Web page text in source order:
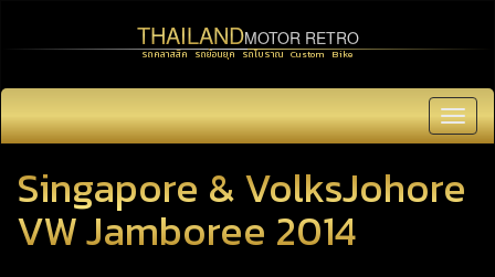
THAILANDMOTOR RETRO
รถคลาสสิค รถย้อนยุค รถโบราณ Custom Bike
Singapore & VolksJohore
VW Jamboree 2014